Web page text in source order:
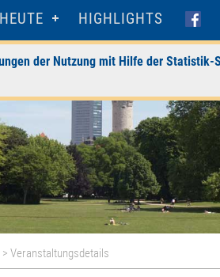
HEUTE HIGHLIGHTS
der Nutzung mit Hilfe der
> Veranstaltungsdetails